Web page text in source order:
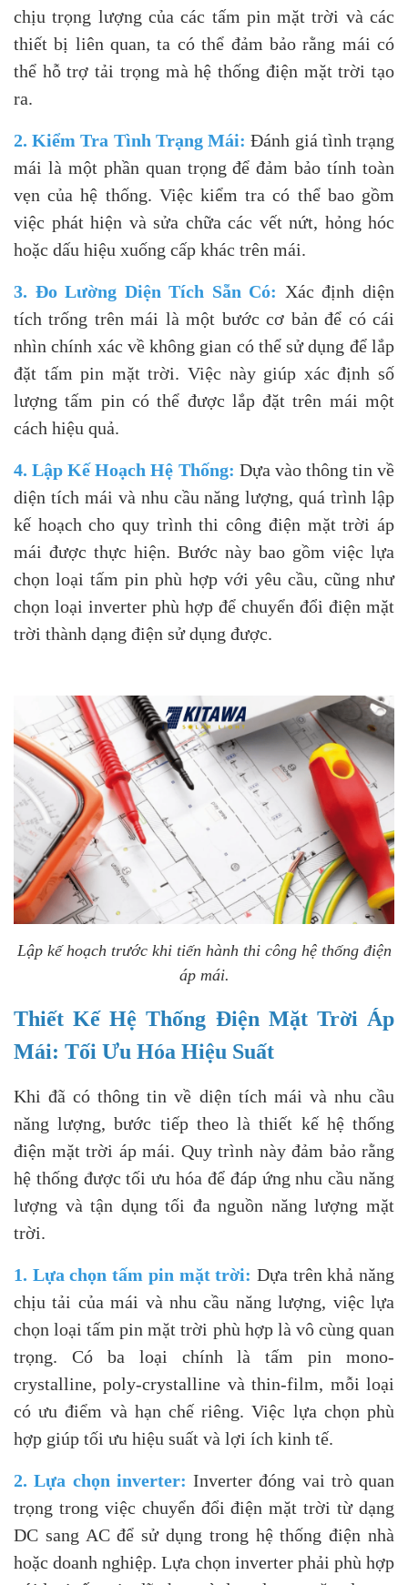
chịu trọng lượng của các tấm pin mặt trời và các
thiết bị liên quan, ta có thể đảm bảo rằng mái có
thể hỗ trợ tải trọng mà hệ thống điện mặt trời tạo
ra.
2. Kiểm Tra Tình Trạng Mái: Đánh giá tình trạng
mái là một phần quan trọng để đảm bảo tính toàn
vẹn của hệ thống. Việc kiểm tra có thể bao gồm
việc phát hiện và sửa chữa các vết nứt, hỏng hóc
hoặc dấu hiệu xuống cấp khác trên mái.
3. Đo Lường Diện Tích Sẵn Có: Xác định diện
tích trống trên mái là một bước cơ bản để có cái
nhìn chính xác về không gian có thể sử dụng để lắp
đặt tấm pin mặt trời. Việc này giúp xác định số
lượng tấm pin có thể được lắp đặt trên mái một
cách hiệu quả.
4. Lập Kế Hoạch Hệ Thống: Dựa vào thông tin về
diện tích mái và nhu cầu năng lượng, quá trình lập
kế hoạch cho quy trình thi công điện mặt trời áp
mái được thực hiện. Bước này bao gồm việc lựa
chọn loại tấm pin phù hợp với yêu cầu, cũng như
chọn loại inverter phù hợp để chuyển đổi điện mặt
trời thành dạng điện sử dụng được.
Lập kế hoạch trước khi tiến hành thi công hệ thống điện
áp mái.
Thiết Kế Hệ Thống Điện Mặt Trời Áp
Mái: Tối Ưu Hóa Hiệu Suất
Khi đã có thông tin về diện tích mái và nhu cầu
năng lượng, bước tiếp theo là thiết kế hệ thống
điện mặt trời áp mái. Quy trình này đảm bảo rằng
hệ thống được tối ưu hóa để đáp ứng nhu cầu năng
lượng và tận dụng tối đa nguồn năng lượng mặt
trời.
1. Lựa chọn tấm pin mặt trời: Dựa trên khả năng
chịu tải của mái và nhu cầu năng lượng, việc lựa
chọn loại tấm pin mặt trời phù hợp là vô cùng quan
trọng. Có ba loại chính là tấm pin mono-
crystalline, poly-crystalline và thin-film, mỗi loại
có ưu điểm và hạn chế riêng. Việc lựa chọn phù
hợp giúp tối ưu hiệu suất và lợi ích kinh tế.
2. Lựa chọn inverter: Inverter đóng vai trò quan
trọng trong việc chuyển đổi điện mặt trời từ dạng
DC sang AC để sử dụng trong hệ thống điện nhà
hoặc doanh nghiệp. Lựa chọn inverter phải phù hợp